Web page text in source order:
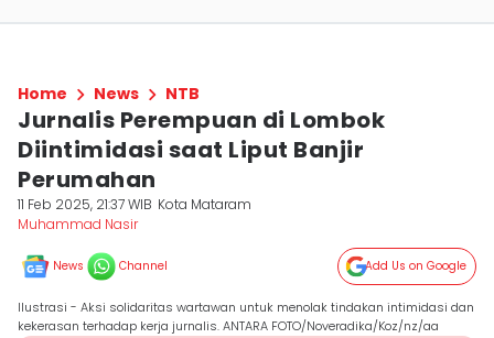
Home News NTB
Jurnalis Perempuan di Lombok
Diintimidasi saat Liput Banjir
Perumahan
11 Feb 2025, 21:37 WIB Kota Mataram
Muhammad Nasir
News Channel Add Us on Google
Ilustrasi - Aksi solidaritas wartawan untuk menolak tindakan intimidasi dan
kekerasan terhadap kerja jurnalis. ANTARA FOTO/Noveradika/Koz/nz/aa